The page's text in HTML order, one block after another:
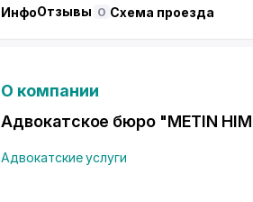
ИнфоОтзывы 0 Схема проезда
О компании
Адвокатское бюро "METIN
Адвокатские услуги